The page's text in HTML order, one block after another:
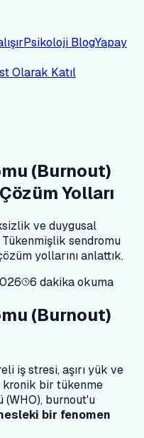
Psikoloji BlogYapay
Olarak Katıl
(Burnout)
Yolları
ve duygusal
sendromu
yollarını anlattık.
6 dakika okuma
(Burnout)
iş stresi, aşırı yük ve
bir tükenme
(WHO), burnout'u
bir fenomen